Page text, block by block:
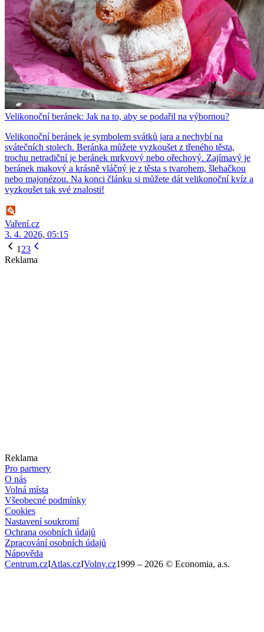
Velikonoční beránek: Jak na to, aby se podařil na výbornou?
Velikonoční beránek je symbolem svátků jara a nechybí na
svátečních stolech. Beránka můžete vyzkoušet z třeného těsta,
trochu netradiční je beránek mrkvový nebo ořechový. Zajímavý je
beránek makový a krásně vláčný je z těsta s tvarohem, šlehačkou
nebo majonézou. Na konci článku si můžete dát velikonoční kvíz a
vyzkoušet tak své znalosti!
Vaření.cz
3. 4. 2026, 05:15
123
Reklama
Reklama
Pro partnery
O nás
Volná místa
Všeobecné podmínky
Cookies
Nastavení soukromí
Ochrana osobních údajů
Zpracování osobních údajů
Nápověda
Centrum.czIAtlas.czIVolny.cz1999 – 2026 © Economia, a.s.